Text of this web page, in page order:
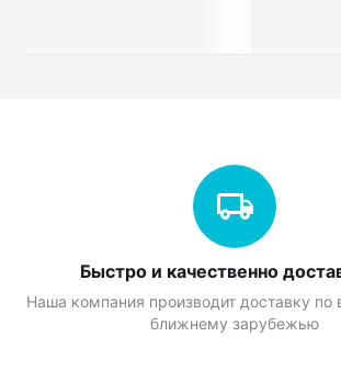
Быстро и качественно
Наша компания производит доставку по
ближнему зарубежью